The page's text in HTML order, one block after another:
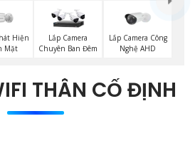
Hiện
Mặt
Lắp Camera
Chuyên Ban Đêm
Lắp Camera Công
Nghệ AHD
THÂN CỐ ĐỊNH